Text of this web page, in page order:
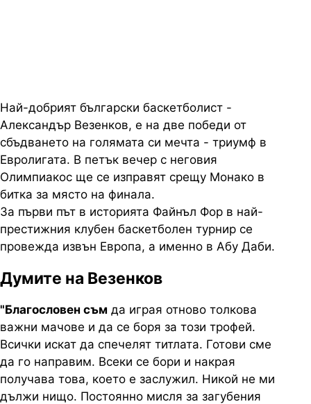
Най-добрият български баскетболист -
Александър Везенков, е на две победи от
сбъдването на голямата си мечта - триумф в
Евролигата. В петък вечер с неговия
Олимпиакос ще се изправят срещу Монако в
битка за място на финала.
За първи път в историята Файнъл Фор в най-
престижния клубен баскетболен турнир се
провежда извън Европа, а именно в Абу Даби.
Думите на Везенков
"Благословен съм да играя отново толкова
важни мачове и да се боря за този трофей.
Всички искат да спечелят титлата. Готови сме
да го направим. Всеки се бори и накрая
получава това, което е заслужил. Никой не ми
дължи нищо. Постоянно мисля за загубения